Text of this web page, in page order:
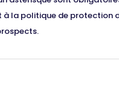
la politique de protection